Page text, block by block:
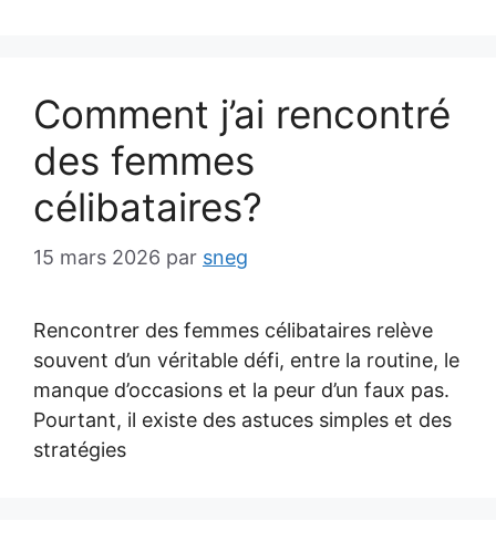
Comment j’ai rencontré
des femmes
célibataires?
15 mars 2026 par sneg
Rencontrer des femmes célibataires relève
souvent d’un véritable défi, entre la routine, le
manque d’occasions et la peur d’un faux pas.
Pourtant, il existe des astuces simples et des
stratégies